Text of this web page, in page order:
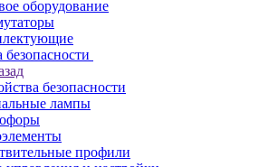
оборудование
безопасности
безопасности
лампы
профили